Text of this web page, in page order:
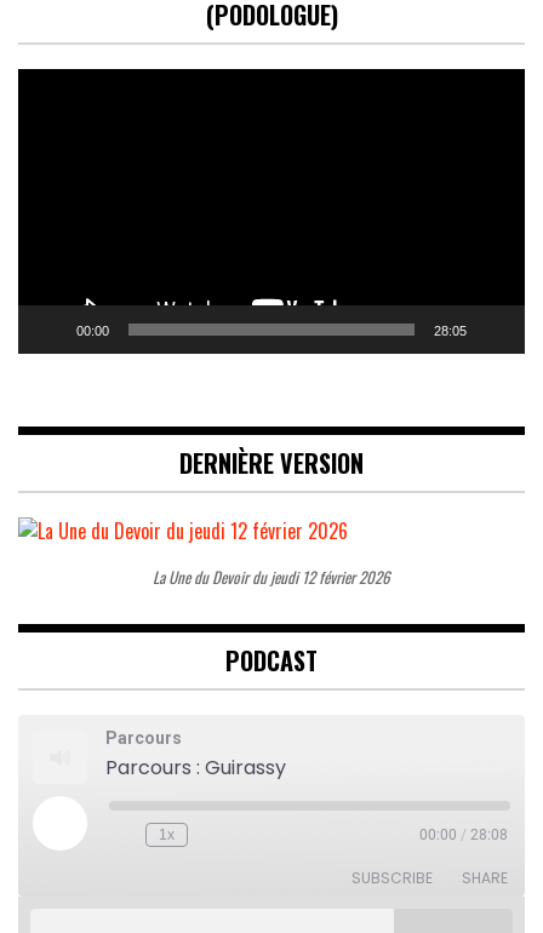
(PODOLOGUE)
00:00 28:05
DERNIÈRE VERSION
La Une du Devoir du jeudi 12 février 2026
PODCAST
Parcours
Parcours : Guirassy
Play
Episode
Rewind
1x 00:00 / 28:08
SUBSCRIBE SHARE